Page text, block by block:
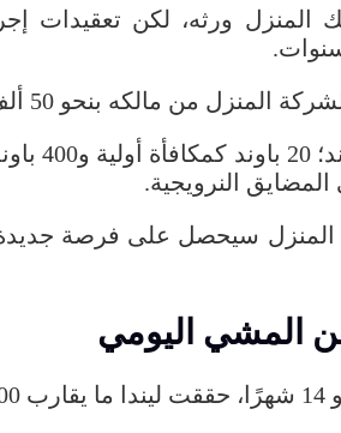
المنزل ورثه، لكن تعقيدات
.
المنزل من مالكه بنحو
20 باوند كمكافأة أولية و400
المضايق النرويجية.
المنزل سيحصل على فرصة
المشي اليومي
شهرًا ، حققت ليندا ما يقارب